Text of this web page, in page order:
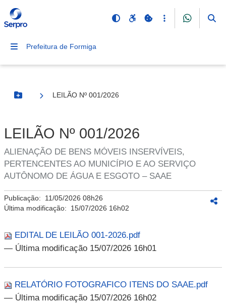
Prefeitura de Formiga
Botão Menu
LEILÃO Nº 001/2026
LEILÃO Nº 001/2026
ALIENAÇÃO DE BENS MÓVEIS INSERVÍVEIS,
PERTENCENTES AO MUNICÍPIO E AO SERVIÇO
AUTÔNOMO DE ÁGUA E ESGOTO – SAAE
Publicação: 11/05/2026 08h26
Última modificação: 15/07/2026 16h02
EDITAL DE LEILÃO 001-2026.pdf
— Última modificação 15/07/2026 16h01
RELATÓRIO FOTOGRAFICO ITENS DO SAAE.pdf
— Última modificação 15/07/2026 16h02